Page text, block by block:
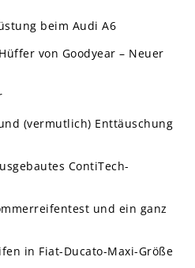
beim Audi A6
von Goodyear – Neuer
(vermutlich) Enttäuschung
ContiTech-
und ein ganz
in Fiat-Ducato-Maxi-Größe